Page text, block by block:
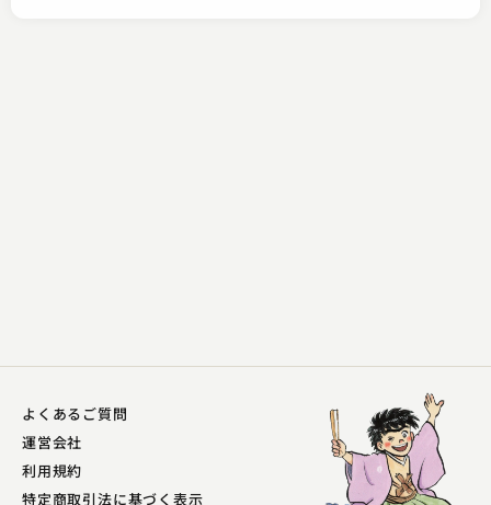
よくあるご質問
運営会社
利用規約
特定商取引法に基づく表示